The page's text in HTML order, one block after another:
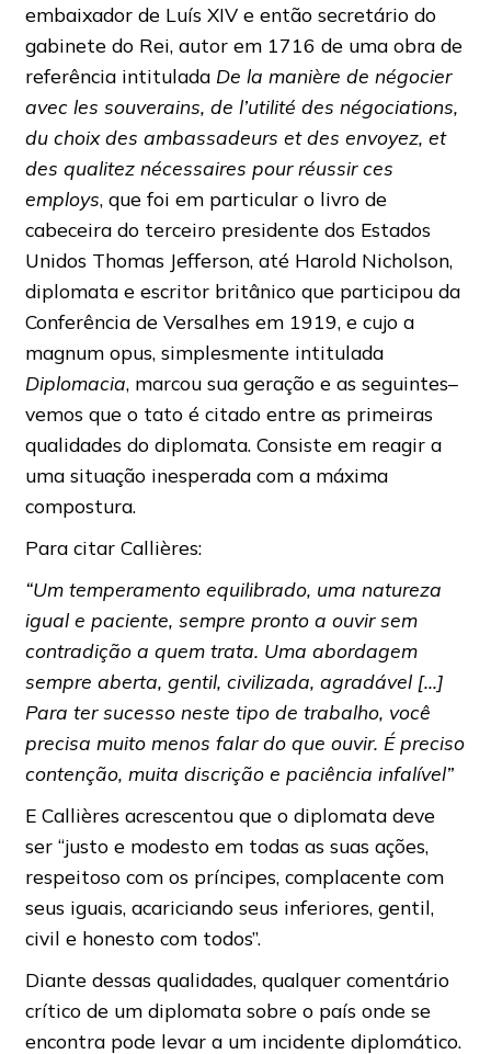
embaixador de Luís XIV e então secretário do
gabinete do Rei, autor em 1716 de uma obra de
referência intitulada De la manière de négocier
avec les souverains, de l’utilité des négociations,
du choix des ambassadeurs et des envoyez, et
des qualitez nécessaires pour réussir ces
employs, que foi em particular o livro de
cabeceira do terceiro presidente dos Estados
Unidos Thomas Jefferson, até Harold Nicholson,
diplomata e escritor britânico que participou da
Conferência de Versalhes em 1919, e cujo a
magnum opus, simplesmente intitulada
Diplomacia, marcou sua geração e as seguintes–
vemos que o tato é citado entre as primeiras
qualidades do diplomata. Consiste em reagir a
uma situação inesperada com a máxima
compostura.
Para citar Callières:
“Um temperamento equilibrado, uma natureza
igual e paciente, sempre pronto a ouvir sem
contradição a quem trata. Uma abordagem
sempre aberta, gentil, civilizada, agradável […]
Para ter sucesso neste tipo de trabalho, você
precisa muito menos falar do que ouvir. É preciso
contenção, muita discrição e paciência infalível”
E Callières acrescentou que o diplomata deve
ser “justo e modesto em todas as suas ações,
respeitoso com os príncipes, complacente com
seus iguais, acariciando seus inferiores, gentil,
civil e honesto com todos”.
Diante dessas qualidades, qualquer comentário
crítico de um diplomata sobre o país onde se
encontra pode levar a um incidente diplomático.